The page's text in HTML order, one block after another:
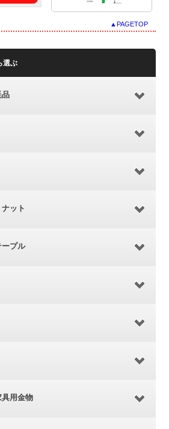
▲PAGETOP
選ぶ
品
ット
ープル
具用金物